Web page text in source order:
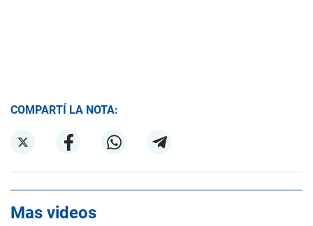
COMPARTÍ LA NOTA:
Mas videos